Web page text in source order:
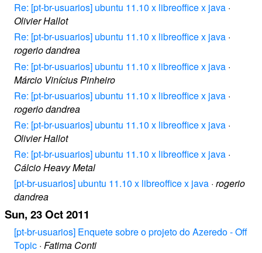
Re: [pt-br-usuarios] ubuntu 11.10 x libreoffice x java ·
Olivier Hallot
Re: [pt-br-usuarios] ubuntu 11.10 x libreoffice x java ·
rogerio dandrea
Re: [pt-br-usuarios] ubuntu 11.10 x libreoffice x java ·
Márcio Vinícius Pinheiro
Re: [pt-br-usuarios] ubuntu 11.10 x libreoffice x java ·
rogerio dandrea
Re: [pt-br-usuarios] ubuntu 11.10 x libreoffice x java ·
Olivier Hallot
Re: [pt-br-usuarios] ubuntu 11.10 x libreoffice x java ·
Cálcio Heavy Metal
[pt-br-usuarios] ubuntu 11.10 x libreoffice x java · rogerio
dandrea
Sun, 23 Oct 2011
[pt-br-usuarios] Enquete sobre o projeto do Azeredo - Off
Topic · Fatima Conti